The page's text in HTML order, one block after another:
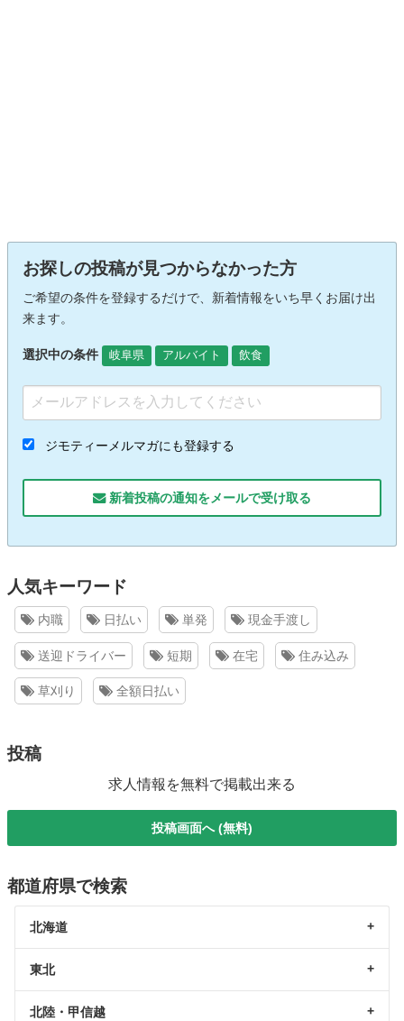
お探しの投稿が見つからなかった方
ご希望の条件を登録するだけで、新着情報をいち早くお届け出
来ます。
選択中の条件 岐阜県 アルバイト 飲食
ジモティーメルマガにも登録する
新着投稿の通知をメールで受け取る
人気キーワード
内職 日払い 単発 現金手渡し
送迎ドライバー 短期 在宅 住み込み
草刈り 全額日払い
投稿
求人情報を無料で掲載出来る
投稿画面へ (無料)
都道府県で検索
北海道
東北
北陸・甲信越